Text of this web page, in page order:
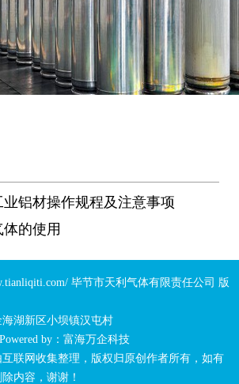
业铝材操作规程及注意事项
的使用
毕节市天利气体有限责任公司 版
湖新区小坝镇汉屯村
Powered by： 富海万企科技
联网收集整理，版权归原创作者所有，如有
内容，谢谢！